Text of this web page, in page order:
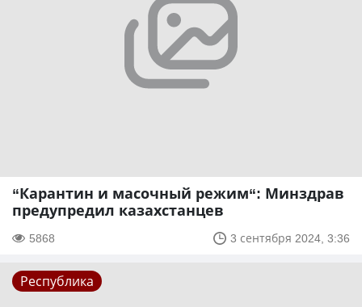
“Карантин и масочный режим“: Минздрав
предупредил казахстанцев
5868 3 сентября 2024, 3:36
Республика